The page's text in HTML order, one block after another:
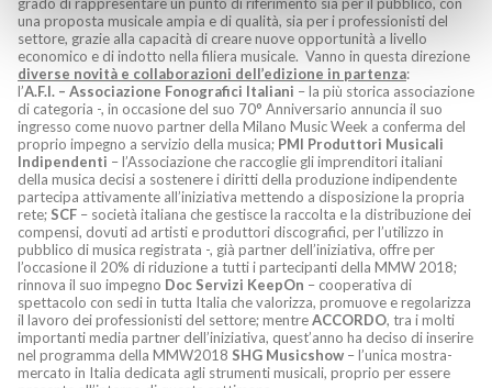
una proposta musicale ampia e di qualità, sia per i professionisti del
settore, grazie alla capacità di creare nuove opportunità a livello
economico e di indotto nella filiera musicale. Vanno in questa direzione
diverse novità e collaborazioni dell’edizione in partenza:
l’A.F.I. – Associazione Fonografici Italiani – la più storica associazione
di categoria -, in occasione del suo 70° Anniversario annuncia il suo
ingresso come nuovo partner della Milano Music Week a conferma del
proprio impegno a servizio della musica; PMI Produttori Musicali
Indipendenti – l’Associazione che raccoglie gli imprenditori italiani
della musica decisi a sostenere i diritti della produzione indipendente
partecipa attivamente all’iniziativa mettendo a disposizione la propria
rete; SCF – società italiana che gestisce la raccolta e la distribuzione dei
compensi, dovuti ad artisti e produttori discografici, per l’utilizzo in
pubblico di musica registrata -, già partner dell’iniziativa, offre per
l’occasione il 20% di riduzione a tutti i partecipanti della MMW 2018;
rinnova il suo impegno Doc Servizi KeepOn – cooperativa di
spettacolo con sedi in tutta Italia che valorizza, promuove e regolarizza
il lavoro dei professionisti del settore; mentreACCORDO, tra i molti
importanti media partner dell’iniziativa, quest’anno ha deciso di inserire
nel programma della MMW2018 SHG Musicshow – l’unica mostra-
mercato in Italia dedicata agli strumenti musicali, proprio per essere